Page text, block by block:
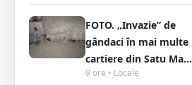
FOTO. „Invazie” de
gândaci în mai multe
cartiere din Satu Ma...
9 ore • Locale